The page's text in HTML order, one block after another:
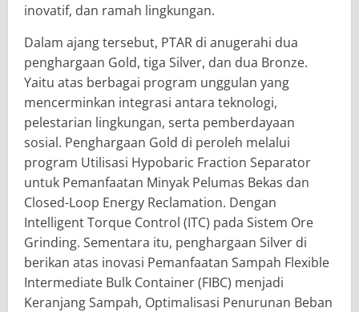
inovatif, dan ramah lingkungan.
Dalam ajang tersebut, PTAR di anugerahi dua
penghargaan Gold, tiga Silver, dan dua Bronze.
Yaitu atas berbagai program unggulan yang
mencerminkan integrasi antara teknologi,
pelestarian lingkungan, serta pemberdayaan
sosial. Penghargaan Gold di peroleh melalui
program Utilisasi Hypobaric Fraction Separator
untuk Pemanfaatan Minyak Pelumas Bekas dan
Closed-Loop Energy Reclamation. Dengan
Intelligent Torque Control (ITC) pada Sistem Ore
Grinding. Sementara itu, penghargaan Silver di
berikan atas inovasi Pemanfaatan Sampah Flexible
Intermediate Bulk Container (FIBC) menjadi
Keranjang Sampah, Optimalisasi Penurunan Beban